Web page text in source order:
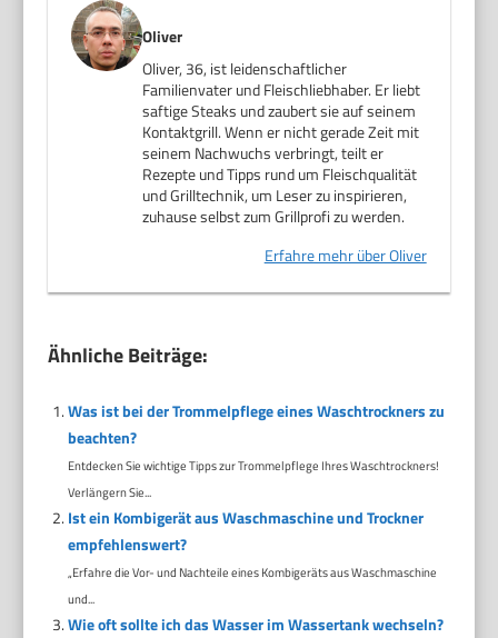
Oliver
Oliver, 36, ist leidenschaftlicher
Familienvater und Fleischliebhaber. Er liebt
saftige Steaks und zaubert sie auf seinem
Kontaktgrill. Wenn er nicht gerade Zeit mit
seinem Nachwuchs verbringt, teilt er
Rezepte und Tipps rund um Fleischqualität
und Grilltechnik, um Leser zu inspirieren,
zuhause selbst zum Grillprofi zu werden.
Erfahre mehr über Oliver
Ähnliche Beiträge:
Was ist bei der Trommelpflege eines Waschtrockners zu
beachten?
Entdecken Sie wichtige Tipps zur Trommelpflege Ihres Waschtrockners!
Verlängern Sie...
Ist ein Kombigerät aus Waschmaschine und Trockner
empfehlenswert?
„Erfahre die Vor- und Nachteile eines Kombigeräts aus Waschmaschine
und...
Wie oft sollte ich das Wasser im Wassertank wechseln?